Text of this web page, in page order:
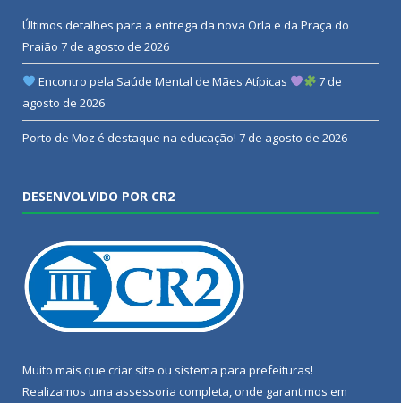
Últimos detalhes para a entrega da nova Orla e da Praça do
Praião 7 de agosto de 2026
Encontro pela Saúde Mental de Mães Atípicas
7 de
agosto de 2026
Porto de Moz é destaque na educação! 7 de agosto de 2026
DESENVOLVIDO POR CR2
Muito mais que criar site ou sistema para prefeituras!
Realizamos uma assessoria completa, onde garantimos em